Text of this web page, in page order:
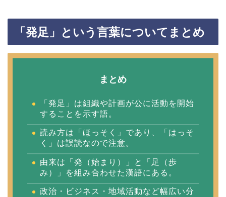
「発足」という言葉についてまとめ
まとめ
「発足」は組織や計画が公に活動を開始
することを示す語。
読み方は「ほっそく」であり、「はっそ
く」は誤読なので注意。
由来は「発（始まり）」と「足（歩
み）」を組み合わせた漢語にある。
政治・ビジネス・地域活動など幅広い分